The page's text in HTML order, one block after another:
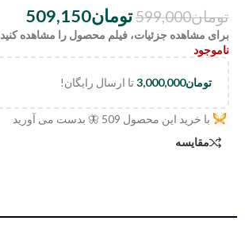
تومان599,000تومان509,150
برای مشاهده جزئیات، فیلم محصول را مشاهده کنید
ناموجود
تومان3,000,000تا ارسال رایگان!
با خرید این محصول 509 🦋 بدست می آورید
مقایسه